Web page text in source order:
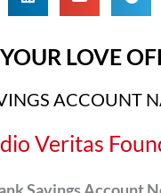
LOVE
ACCOUNT
Veritas